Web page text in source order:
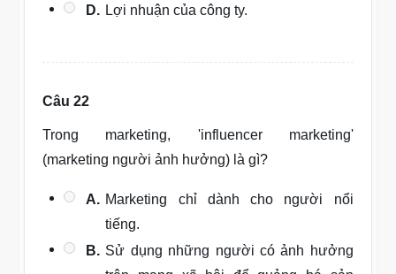
D. Lợi nhuận của công ty.
Câu 22
Trong marketing, 'influencer marketing'
(marketing người ảnh hưởng) là gì?
A. Marketing chỉ dành cho người nổi
tiếng.
B. Sử dụng những người có ảnh hưởng